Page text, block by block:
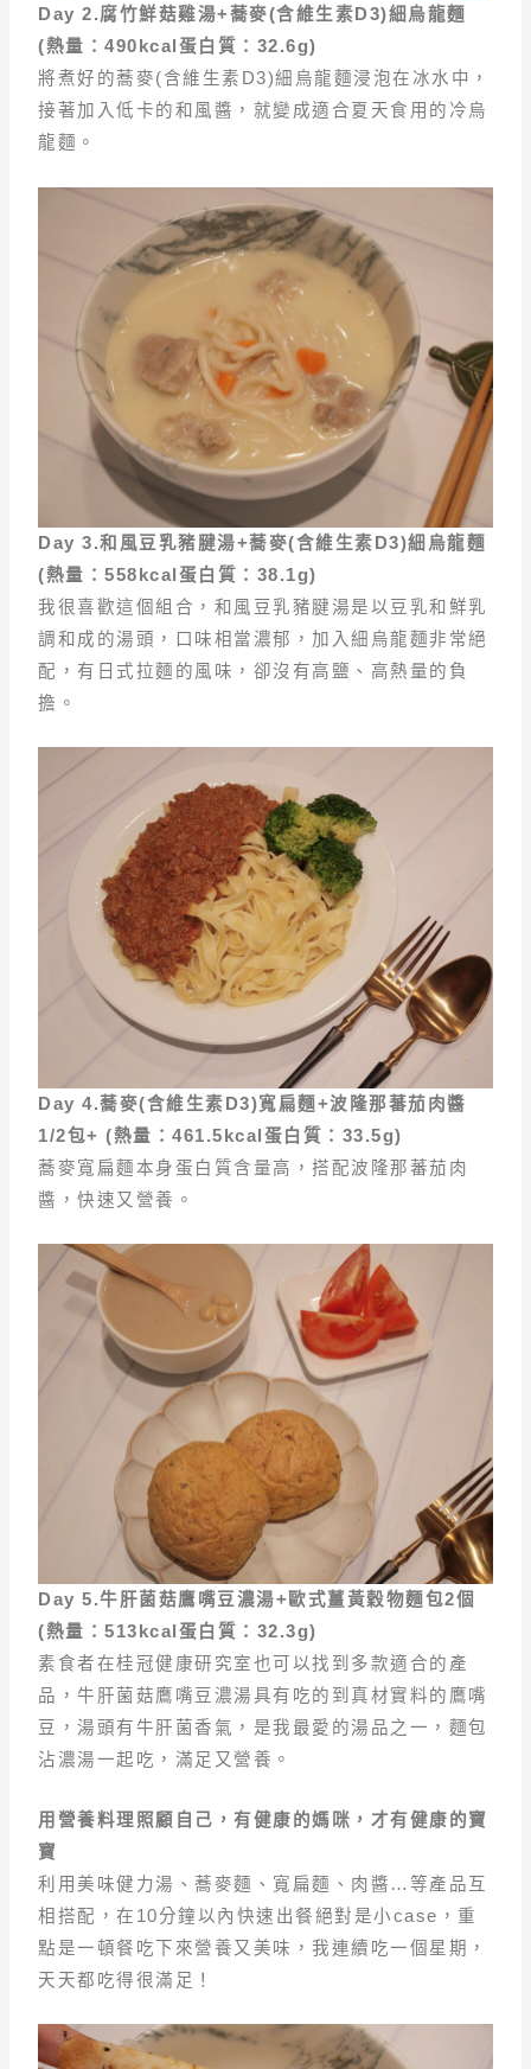
Day 2.腐竹鮮菇雞湯+蕎麥(含維生素D3)細烏龍麵
(熱量 ：490kcal 蛋白質 ：32.6g)
將煮好的蕎麥(含維生素D3)細烏龍麵浸泡在冰水中，
接著加入低卡的和風醬，就變成適合夏天食用的冷烏
龍麵。
Day 3.和風豆乳豬腱湯+蕎麥(含維生素D3)細烏龍麵
(熱量 ：558kcal 蛋白質 ：38.1g)
我很喜歡這個組合，和風豆乳豬腱湯是以豆乳和鮮乳
調和成的湯頭，口味相當濃郁，加入細烏龍麵非常絕
配，有日式拉麵的風味，卻沒有高鹽、高熱量的負
擔。
Day 4.蕎麥(含維生素D3)寬扁麵+波隆那蕃茄肉醬
1/2包+ (熱量 ：461.5kcal 蛋白質 ：33.5g)
蕎麥寬扁麵本身蛋白質含量高，搭配波隆那蕃茄肉
醬，快速又營養。
Day 5.牛肝菌菇鷹嘴豆濃湯+歐式薑黃穀物麵包2個
(熱量 ：513kcal 蛋白質 ：32.3g)
素食者在桂冠健康研究室也可以找到多款適合的產
品，牛肝菌菇鷹嘴豆濃湯具有吃的到真材實料的鷹嘴
豆，湯頭有牛肝菌香氣，是我最愛的湯品之一，麵包
沾濃湯一起吃，滿足又營養。
用營養料理照顧自己，有健康的媽咪，才有健康的寶
寶
利用美味健力湯、蕎麥麵、寬扁麵、肉醬…等產品互
相搭配，在10分鐘以內快速出餐絕對是小case，重
點是一頓餐吃下來營養又美味，我連續吃一個星期，
天天都吃得很滿足！